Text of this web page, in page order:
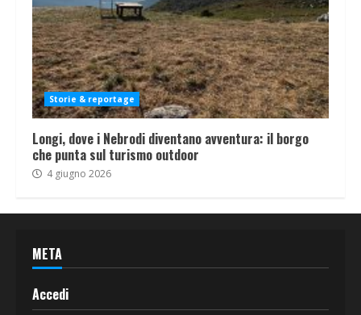
Storie & reportage
Longi, dove i Nebrodi diventano avventura: il borgo
che punta sul turismo outdoor
4 giugno 2026
META
Accedi